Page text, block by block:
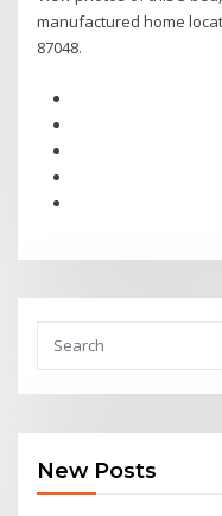
manufactured home
87048.
New Posts